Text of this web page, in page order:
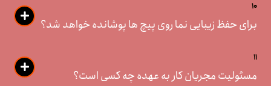
10
برای حفظ زیبایی نما روی پیچ ها پوشانده خواهد شد؟
11
مسئولیت مجریان کار به عهده چه کسی است؟